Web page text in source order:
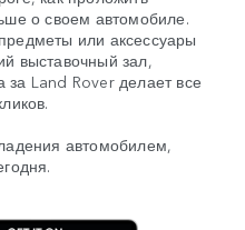
о своем автомобиле.
или аксессуары
выставочный зал,
Land Rover делает все
автомобилем,